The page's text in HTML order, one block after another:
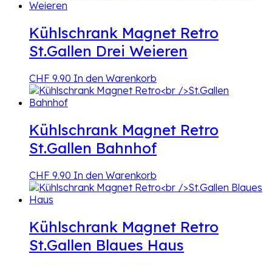
Kühlschrank Magnet Retro
St.Gallen Drei Weieren
CHF 9.90 In den Warenkorb
Kühlschrank Magnet Retro
St.Gallen Bahnhof
CHF 9.90 In den Warenkorb
Kühlschrank Magnet Retro
St.Gallen Blaues Haus